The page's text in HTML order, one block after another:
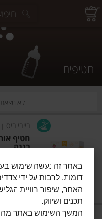
חטיפים
לא
בייבי ביס
חטיף
בננה
₪27.80 ל-100 גרם
בייבי ביס |
באתר זה נעשה שימוש
דומות, לרבות על ידי
האתר, שיפור חוויית
תכנים ושיווק.
המשך השימוש באתר